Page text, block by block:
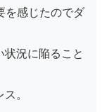
を感じたのでダ
況に陥ること
。